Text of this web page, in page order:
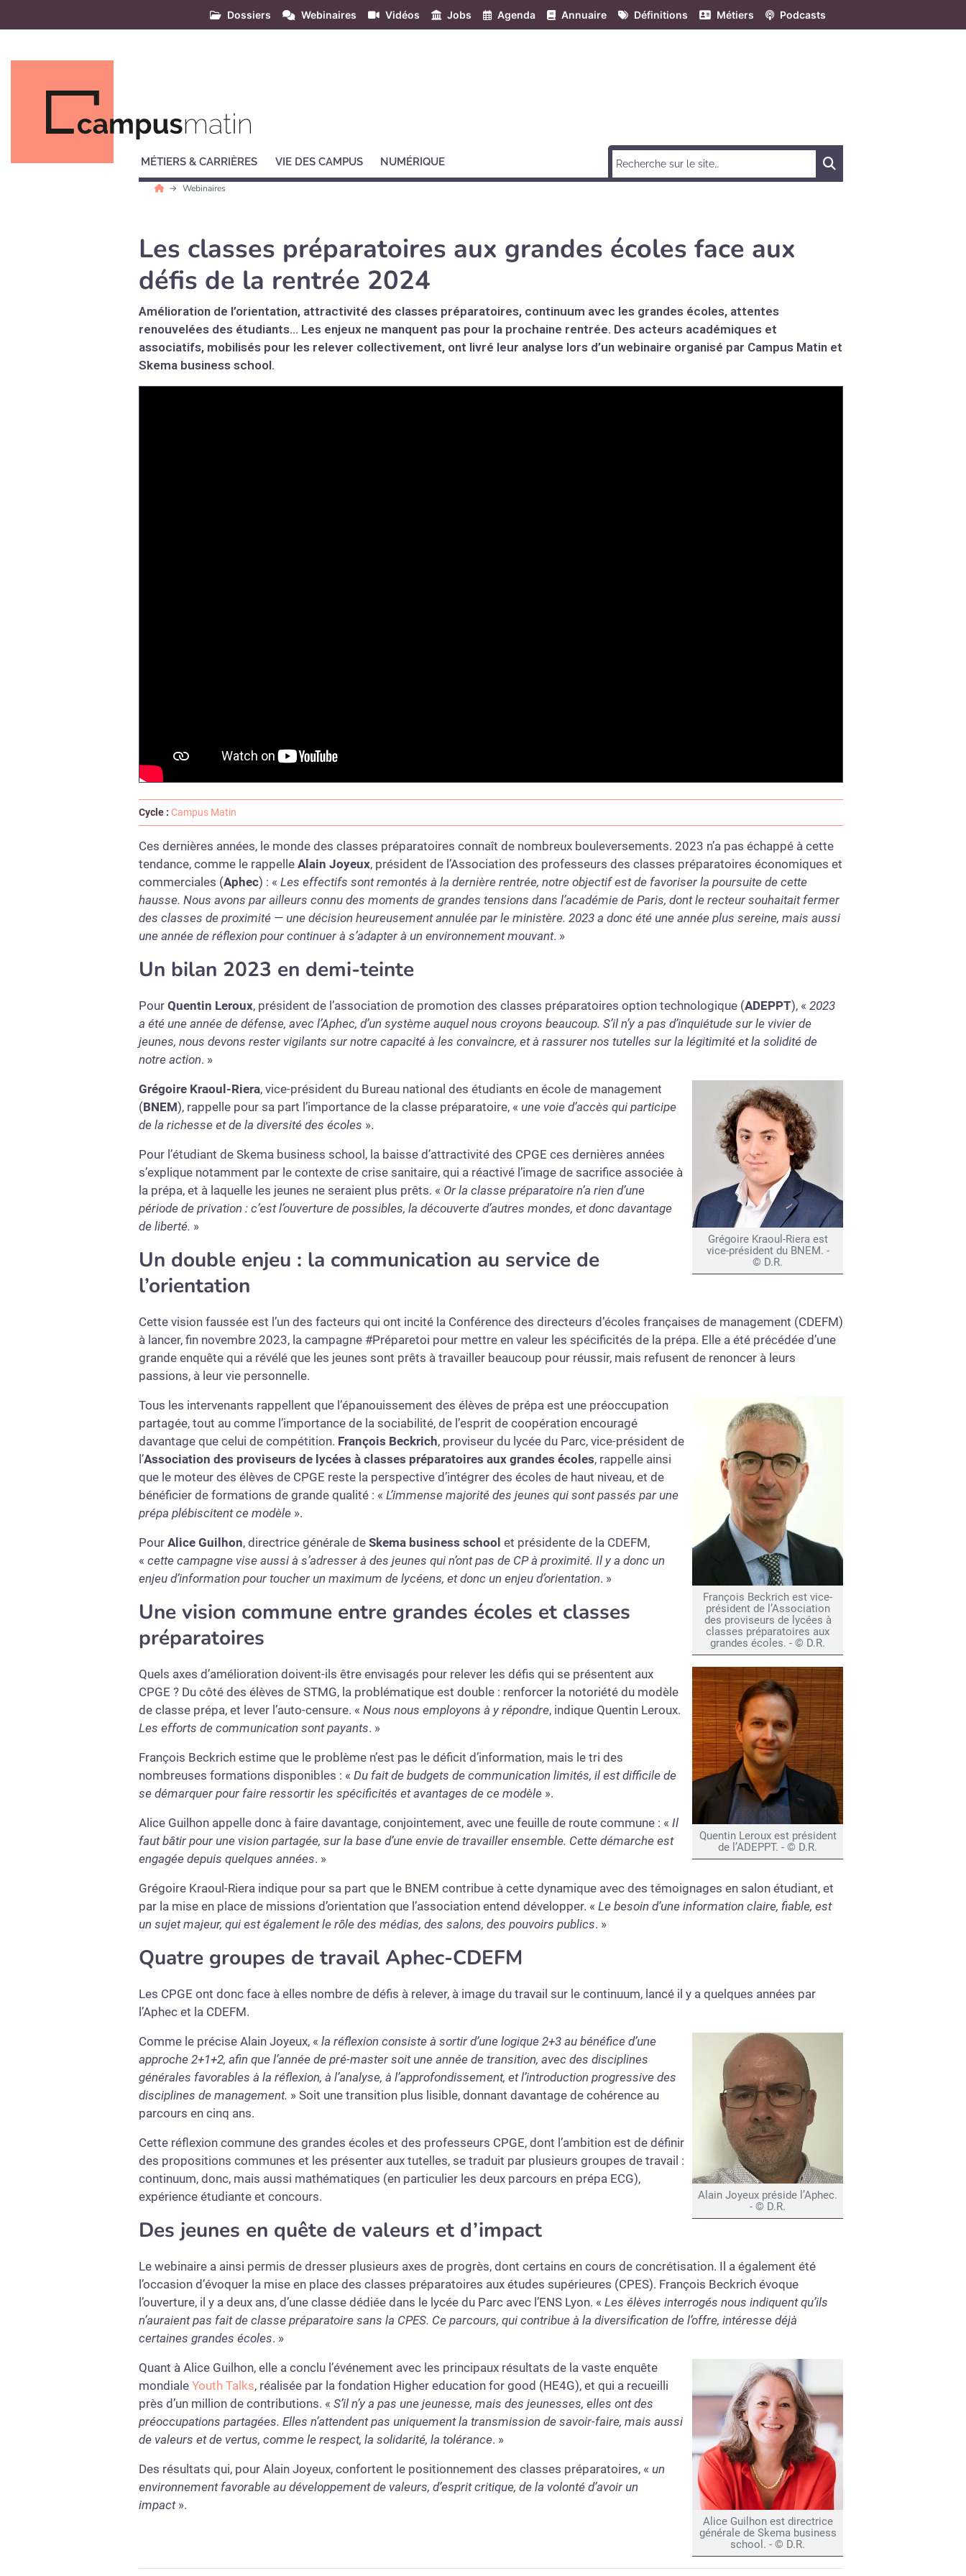
Dossiers Webinaires Vidéos Jobs Agenda Annuaire Définitions Métiers Podcasts
MÉTIERS & CARRIÈRES VIE DES CAMPUS NUMÉRIQUE
Webinaires
Les classes préparatoires aux grandes écoles face aux
défis de la rentrée 2024
Amélioration de l’orientation, attractivité des classes préparatoires, continuum avec les grandes écoles, attentes
renouvelées des étudiants… Les enjeux ne manquent pas pour la prochaine rentrée. Des acteurs académiques et
associatifs, mobilisés pour les relever collectivement, ont livré leur analyse lors d’un webinaire organisé par Campus Matin et
Skema business school.
Cycle : Campus Matin
Ces dernières années, le monde des classes préparatoires connaît de nombreux bouleversements. 2023 n’a pas échappé à cette
tendance, comme le rappelle Alain Joyeux, président de l’Association des professeurs des classes préparatoires économiques et
commerciales (Aphec) : « Les effectifs sont remontés à la dernière rentrée, notre objectif est de favoriser la poursuite de cette
hausse. Nous avons par ailleurs connu des moments de grandes tensions dans l’académie de Paris, dont le recteur souhaitait fermer
des classes de proximité — une décision heureusement annulée par le ministère. 2023 a donc été une année plus sereine, mais aussi
une année de réflexion pour continuer à s’adapter à un environnement mouvant. »
Un bilan 2023 en demi-teinte
Pour Quentin Leroux, président de l’association de promotion des classes préparatoires option technologique (ADEPPT), « 2023
a été une année de défense, avec l’Aphec, d’un système auquel nous croyons beaucoup. S’il n’y a pas d’inquiétude sur le vivier de
jeunes, nous devons rester vigilants sur notre capacité à les convaincre, et à rassurer nos tutelles sur la légitimité et la solidité de
notre action. »
Grégoire Kraoul-Riera est
vice-président du BNEM. -
© D.R.
Grégoire Kraoul-Riera, vice-président du Bureau national des étudiants en école de management
(BNEM), rappelle pour sa part l’importance de la classe préparatoire, « une voie d’accès qui participe
de la richesse et de la diversité des écoles ».
Pour l’étudiant de Skema business school, la baisse d’attractivité des CPGE ces dernières années
s’explique notamment par le contexte de crise sanitaire, qui a réactivé l’image de sacrifice associée à
la prépa, et à laquelle les jeunes ne seraient plus prêts. « Or la classe préparatoire n’a rien d’une
période de privation : c’est l’ouverture de possibles, la découverte d’autres mondes, et donc davantage
de liberté. »
Un double enjeu : la communication au service de
l’orientation
Cette vision faussée est l’un des facteurs qui ont incité la Conférence des directeurs d’écoles françaises de management (CDEFM)
à lancer, fin novembre 2023, la campagne #Préparetoi pour mettre en valeur les spécificités de la prépa. Elle a été précédée d’une
grande enquête qui a révélé que les jeunes sont prêts à travailler beaucoup pour réussir, mais refusent de renoncer à leurs
passions, à leur vie personnelle.
François Beckrich est vice-
président de l’Association
des proviseurs de lycées à
classes préparatoires aux
grandes écoles. - © D.R.
Tous les intervenants rappellent que l’épanouissement des élèves de prépa est une préoccupation
partagée, tout au comme l’importance de la sociabilité, de l’esprit de coopération encouragé
davantage que celui de compétition. François Beckrich, proviseur du lycée du Parc, vice-président de
l’Association des proviseurs de lycées à classes préparatoires aux grandes écoles, rappelle ainsi
que le moteur des élèves de CPGE reste la perspective d’intégrer des écoles de haut niveau, et de
bénéficier de formations de grande qualité : « L’immense majorité des jeunes qui sont passés par une
prépa plébiscitent ce modèle ».
Pour Alice Guilhon, directrice générale de Skema business school et présidente de la CDEFM,
« cette campagne vise aussi à s’adresser à des jeunes qui n’ont pas de CP à proximité. Il y a donc un
enjeu d’information pour toucher un maximum de lycéens, et donc un enjeu d’orientation. »
Une vision commune entre grandes écoles et classes
préparatoires
Quentin Leroux est président
de l’ADEPPT. - © D.R.
Quels axes d’amélioration doivent-ils être envisagés pour relever les défis qui se présentent aux
CPGE ? Du côté des élèves de STMG, la problématique est double : renforcer la notoriété du modèle
de classe prépa, et lever l’auto-censure. « Nous nous employons à y répondre, indique Quentin Leroux.
Les efforts de communication sont payants. »
François Beckrich estime que le problème n’est pas le déficit d’information, mais le tri des
nombreuses formations disponibles : « Du fait de budgets de communication limités, il est difficile de
se démarquer pour faire ressortir les spécificités et avantages de ce modèle ».
Alice Guilhon appelle donc à faire davantage, conjointement, avec une feuille de route commune : « Il
faut bâtir pour une vision partagée, sur la base d’une envie de travailler ensemble. Cette démarche est
engagée depuis quelques années. »
Grégoire Kraoul-Riera indique pour sa part que le BNEM contribue à cette dynamique avec des témoignages en salon étudiant, et
par la mise en place de missions d’orientation que l’association entend développer. « Le besoin d’une information claire, fiable, est
un sujet majeur, qui est également le rôle des médias, des salons, des pouvoirs publics. »
Quatre groupes de travail Aphec-CDEFM
Les CPGE ont donc face à elles nombre de défis à relever, à image du travail sur le continuum, lancé il y a quelques années par
l’Aphec et la CDEFM.
Alain Joyeux préside l’Aphec.
- © D.R.
Comme le précise Alain Joyeux, « la réflexion consiste à sortir d’une logique 2+3 au bénéfice d’une
approche 2+1+2, afin que l’année de pré-master soit une année de transition, avec des disciplines
générales favorables à la réflexion, à l’analyse, à l’approfondissement, et l’introduction progressive des
disciplines de management. » Soit une transition plus lisible, donnant davantage de cohérence au
parcours en cinq ans.
Cette réflexion commune des grandes écoles et des professeurs CPGE, dont l’ambition est de définir
des propositions communes et les présenter aux tutelles, se traduit par plusieurs groupes de travail :
continuum, donc, mais aussi mathématiques (en particulier les deux parcours en prépa ECG),
expérience étudiante et concours.
Des jeunes en quête de valeurs et d’impact
Le webinaire a ainsi permis de dresser plusieurs axes de progrès, dont certains en cours de concrétisation. Il a également été
l’occasion d’évoquer la mise en place des classes préparatoires aux études supérieures (CPES). François Beckrich évoque
l’ouverture, il y a deux ans, d’une classe dédiée dans le lycée du Parc avec l’ENS Lyon. « Les élèves interrogés nous indiquent qu’ils
n’auraient pas fait de classe préparatoire sans la CPES. Ce parcours, qui contribue à la diversification de l’offre, intéresse déjà
certaines grandes écoles. »
Alice Guilhon est directrice
générale de Skema business
school. - © D.R.
Quant à Alice Guilhon, elle a conclu l’événement avec les principaux résultats de la vaste enquête
mondiale Youth Talks, réalisée par la fondation Higher education for good (HE4G), et qui a recueilli
près d’un million de contributions. « S’il n’y a pas une jeunesse, mais des jeunesses, elles ont des
préoccupations partagées. Elles n’attendent pas uniquement la transmission de savoir-faire, mais aussi
de valeurs et de vertus, comme le respect, la solidarité, la tolérance. »
Des résultats qui, pour Alain Joyeux, confortent le positionnement des classes préparatoires, « un
environnement favorable au développement de valeurs, d’esprit critique, de la volonté d’avoir un
impact».